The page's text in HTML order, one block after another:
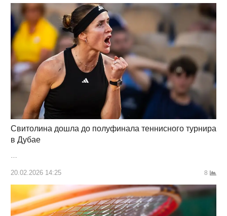
Свитолина дошла до полуфинала теннисного турнира
в Дубае
20.02.2026 14:25 8